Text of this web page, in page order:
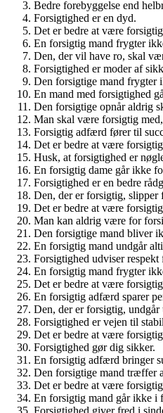
Bedre forebyggelse end
Forsigtighed er en dyd.
Det er bedre at være
En forsigtig mand frygter
Den, der vil have ro, skal
Forsigtighed er moder af
Den forsigtige mand frygter
En mand med forsigtighed
Den forsigtige opnår aldrig
Man skal være forsigtig
Forsigtig adfærd fører til
Det er bedre at være
Husk, at forsigtighed er
En forsigtig dame går ikke
Forsigtighed er en bedre
Den, der er forsigtig, slipper
Det er bedre at være
Man kan aldrig være for
Den forsigtige mand bliver
En forsigtig mand undgår
Forsigtighed udviser respekt
En forsigtig mand frygter
Det er bedre at være
En forsigtig adfærd sparer
Den, der er forsigtig, undgår
Forsigtighed er vejen til
Det er bedre at være
Forsigtighed gør dig sikker.
En forsigtig adfærd bringer
Den forsigtige mand træffer
Det er bedre at være
En forsigtig mand går ikke i
Forsigtighed giver fred i